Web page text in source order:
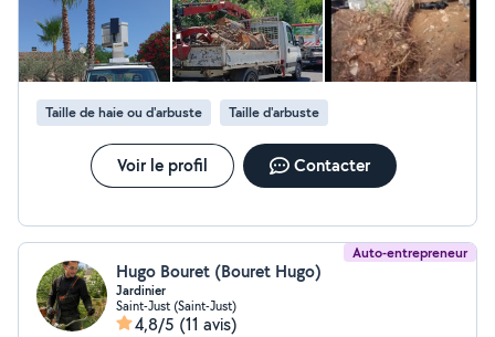
Taille de haie ou d'arbuste Taille d'arbuste
Voir le profil Contacter
Auto-entrepreneur
Hugo Bouret (Bouret Hugo)
Jardinier
Saint-Just (Saint-Just)
4,8/5 (11 avis)